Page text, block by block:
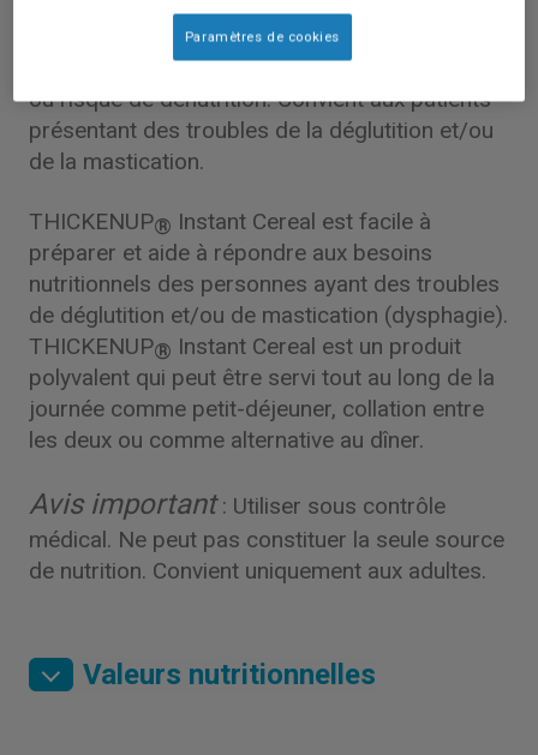
médicales spéciales. Pour les besoins
nutritionnels des patients en cas de dénutrition
ou risque de dénutrition. Convient aux patients
présentant des troubles de la déglutition et/ou
de la mastication.
THICKENUP® Instant Cereal est facile à
préparer et aide à répondre aux besoins
nutritionnels des personnes ayant des troubles
de déglutition et/ou de mastication (dysphagie).
THICKENUP® Instant Cereal est un produit
polyvalent qui peut être servi tout au long de la
journée comme petit-déjeuner, collation entre
les deux ou comme alternative au dîner.
Avis important: Utiliser sous contrôle
médical. Ne peut pas constituer la seule source
de nutrition. Convient uniquement aux adultes.
Valeurs nutritionnelles
Paramètres de cookies